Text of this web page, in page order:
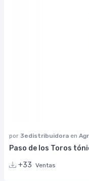
por 3edistribuidora en
Paso de los Toros
+33 Ventas